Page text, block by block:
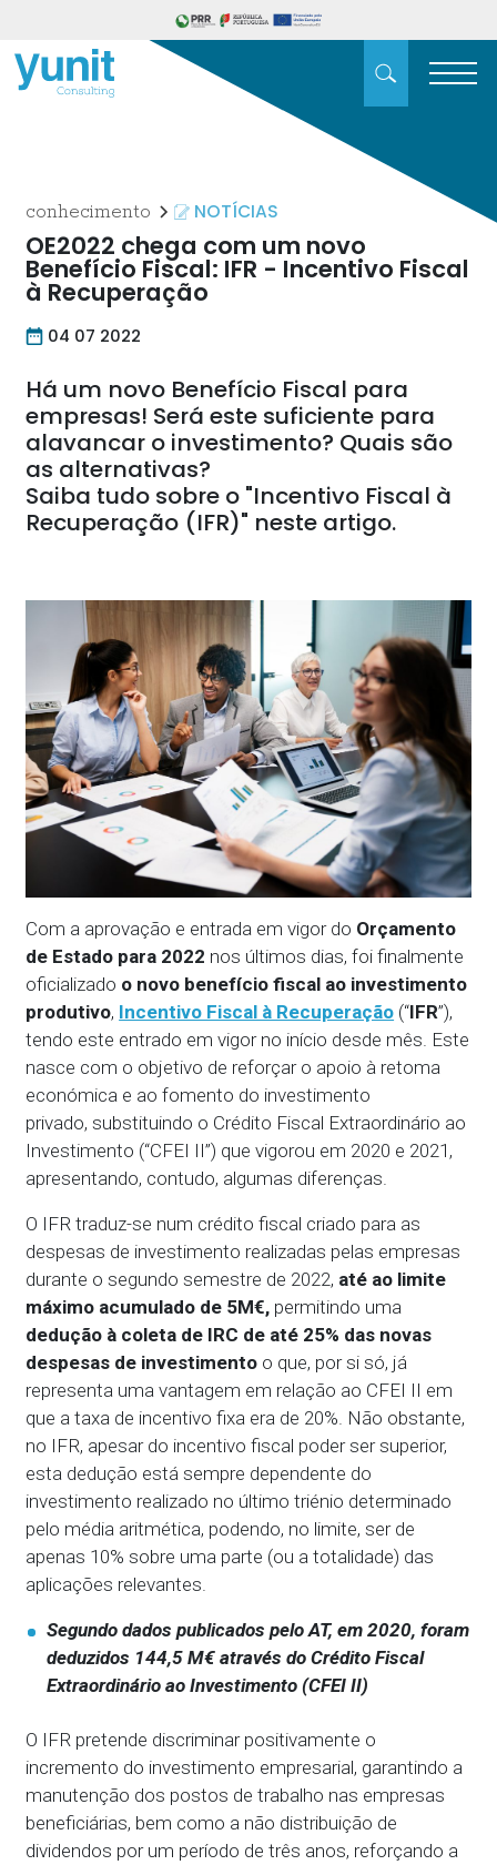
conhecimento NOTÍCIAS
OE2022 chega com um novo
Benefício Fiscal: IFR - Incentivo Fiscal
à Recuperação
04 07 2022
Há um novo Benefício Fiscal para
empresas! Será este suficiente para
alavancar o investimento? Quais são
as alternativas?
Saiba tudo sobre o "Incentivo Fiscal à
Recuperação (IFR)" neste artigo.
Com a aprovação e entrada em vigor do Orçamento
de Estado para 2022 nos últimos dias, foi finalmente
oficializado o novo benefício fiscal ao investimento
produtivo, Incentivo Fiscal à Recuperação (“IFR”),
tendo este entrado em vigor no início desde mês. Este
nasce com o objetivo de reforçar o apoio à retoma
económica e ao fomento do investimento
privado, substituindo o Crédito Fiscal Extraordinário ao
Investimento (“CFEI II”) que vigorou em 2020 e 2021,
apresentando, contudo, algumas diferenças.
O IFR traduz-se num crédito fiscal criado para as
despesas de investimento realizadas pelas empresas
durante o segundo semestre de 2022, até ao limite
máximo acumulado de 5M€, permitindo uma
dedução à coleta de IRC de até 25% das novas
despesas de investimento o que, por si só, já
representa uma vantagem em relação ao CFEI II em
que a taxa de incentivo fixa era de 20%. Não obstante,
no IFR, apesar do incentivo fiscal poder ser superior,
esta dedução está sempre dependente do
investimento realizado no último triénio determinado
pelo média aritmética, podendo, no limite, ser de
apenas 10% sobre uma parte (ou a totalidade) das
aplicações relevantes.
Segundo dados publicados pelo AT, em 2020, foram
deduzidos 144,5 M€ através do Crédito Fiscal
Extraordinário ao Investimento (CFEI II)
O IFR pretende discriminar positivamente o
incremento do investimento empresarial, garantindo a
manutenção dos postos de trabalho nas empresas
beneficiárias, bem como a não distribuição de
dividendos por um período de três anos, reforçando a